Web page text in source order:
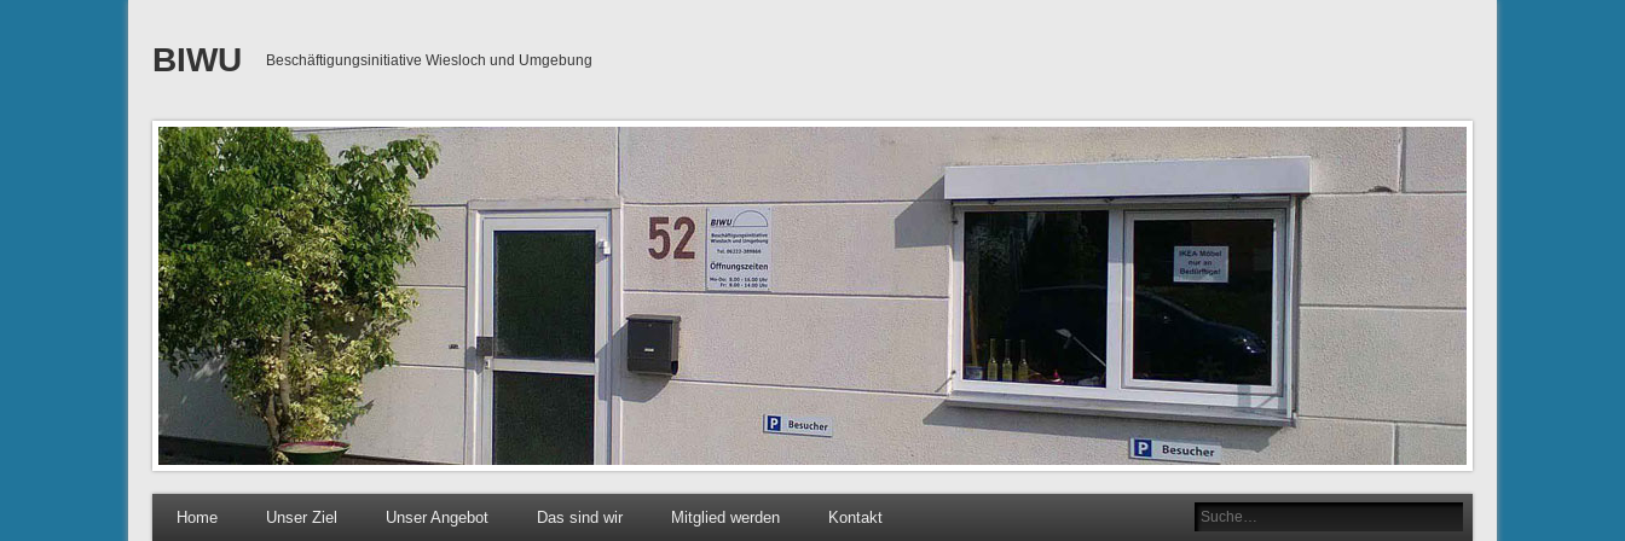
BIWU Beschäftigungsinitiative Wiesloch und Umgebung
Home Unser Ziel Unser Angebot Das sind wir Mitglied werden Kontakt